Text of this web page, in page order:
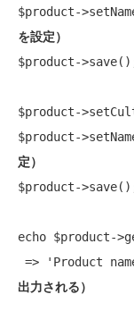
$product-
を設定）
$product-
$product-
$product-
定）
$product-
echo $product-
=> 'Product
出力される）